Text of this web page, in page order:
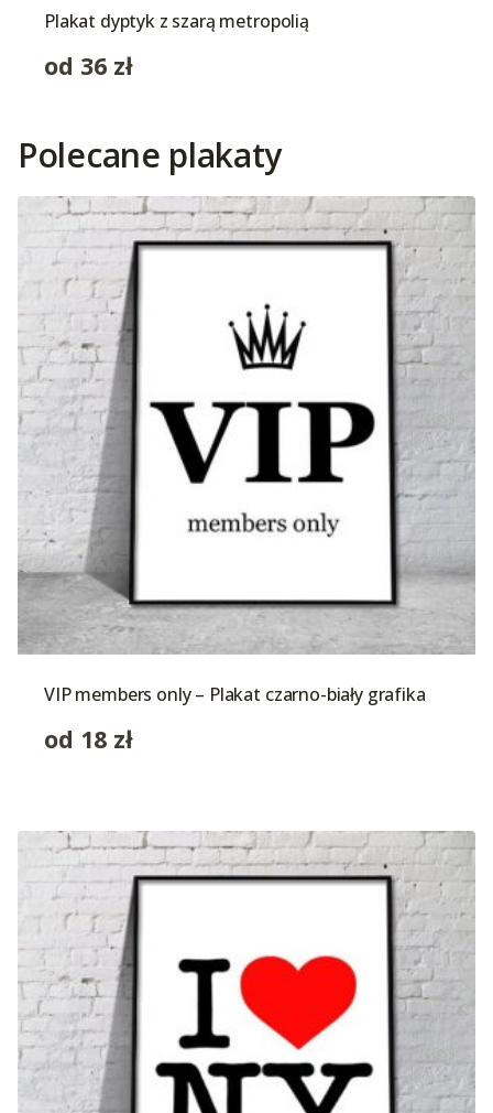
Plakat dyptyk z szarą metropolią
od 36 zł
Polecane plakaty
VIP members only – Plakat czarno-biały grafika
od 18 zł